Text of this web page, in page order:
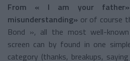
From « I am your
misunderstanding» or of course
Bond », all the most well-
screen can by found in one
category (thanks, breakups,